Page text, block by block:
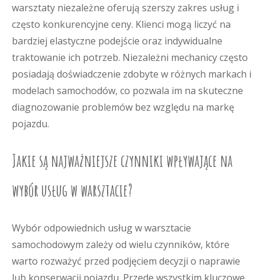
warsztaty niezależne oferują szerszy zakres usług i
często konkurencyjne ceny. Klienci mogą liczyć na
bardziej elastyczne podejście oraz indywidualne
traktowanie ich potrzeb. Niezależni mechanicy często
posiadają doświadczenie zdobyte w różnych markach i
modelach samochodów, co pozwala im na skuteczne
diagnozowanie problemów bez względu na markę
pojazdu.
Jakie są najważniejsze czynniki wpływające na
wybór usług w warsztacie?
Wybór odpowiednich usług w warsztacie
samochodowym zależy od wielu czynników, które
warto rozważyć przed podjęciem decyzji o naprawie